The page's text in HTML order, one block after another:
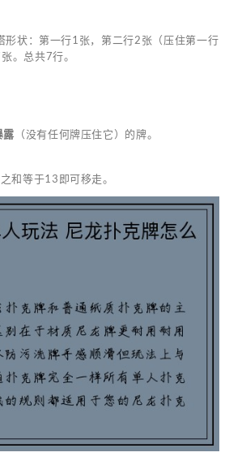
形状：第一行1张，第二行2张（压住第一行
。总共7行。
露 （没有任何牌压住它）的牌。
和等于13即可移走。